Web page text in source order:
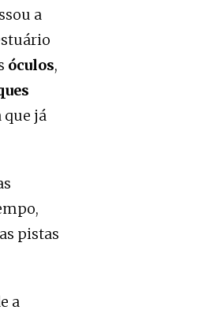
a
óculos,
que já
pistas
a